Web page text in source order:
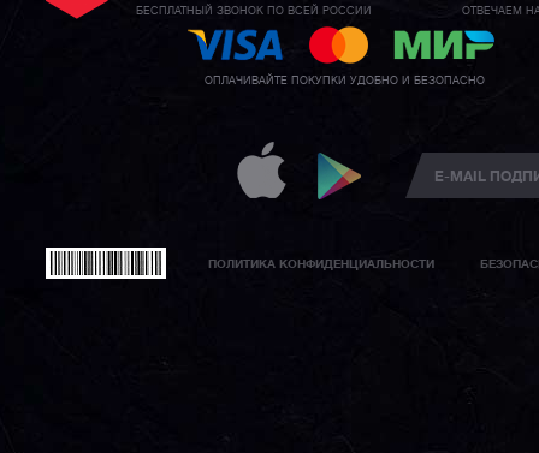
БЕСПЛАТНЫЙ ЗВОНОК ПО ВСЕЙ РОССИИ ОТВЕЧАЕМ
ОПЛАЧИВАЙТЕ ПОКУПКИ УДОБНО И БЕЗОПАСНО
ПОЛИТИКА КОНФИДЕНЦИАЛЬНОСТИ